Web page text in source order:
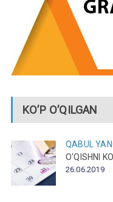
KO’P O’QILGAN
QABUL
O‘QISHNI
26.06.2019